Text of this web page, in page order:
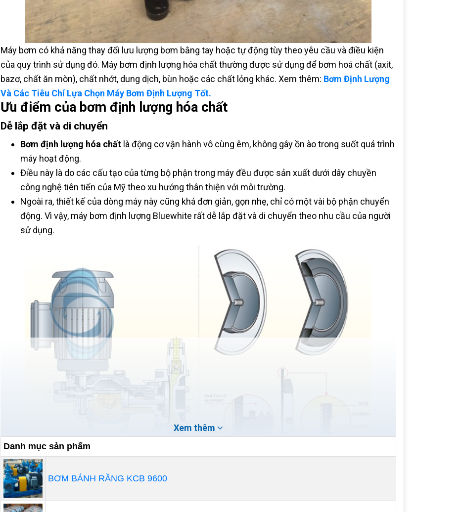
Máy bơm có khả năng thay đổi lưu lượng bơm bằng tay hoặc tự động tùy theo yêu cầu và điều kiện
của quy trình sử dụng đó. Máy bơm định lượng hóa chất thường được sử dụng để bơm hoá chất (axit,
bazơ, chất ăn mòn), chất nhớt, dung dịch, bùn hoặc các chất lỏng khác. Xem thêm: Bơm Định Lượng
Và Các Tiêu Chí Lựa Chọn Máy Bơm Định Lượng Tốt.
Ưu điểm của bơm định lượng hóa chất
Dễ lắp đặt và di chuyển
Bơm định lượng hóa chất là động cơ vận hành vô cùng êm, không gây ồn ào trong suốt quá trình
máy hoạt động.
Điều này là do các cấu tạo của từng bộ phận trong máy đều được sản xuất dưới dây chuyền
công nghệ tiên tiến của Mỹ theo xu hướng thân thiện với môi trường.
Ngoài ra, thiết kế của dòng máy này cũng khá đơn giản, gọn nhẹ, chỉ có một vài bộ phận chuyển
động. Vì vậy, máy bơm định lượng Bluewhite rất dễ lắp đặt và di chuyển theo nhu cầu của người
sử dụng.
Bơm định lượng hóa chất là dòng thiết bị hiện đại có xuất xứ từ Mỹ không những có chất lượng
hoàn hảo mà độ bền cũng rất cao.
Xem thêm
Danh mục sản phẩm
BƠM BÁNH RĂNG KCB 9600